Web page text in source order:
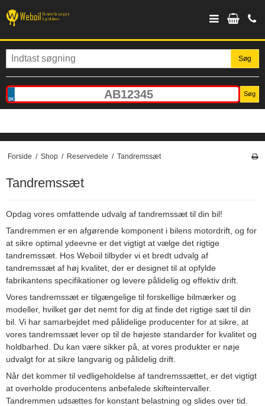
Søg
Søg
Forside / Shop / Reservedele / Tandremssæt
Tandremssæt
Opdag vores omfattende udvalg af tandremssæt til din bil!
Tandremmen er en afgørende komponent i bilens motordrift, og for
at sikre optimal ydeevne er det vigtigt at vælge det rigtige
tandremssæt. Hos Weboil tilbyder vi et bredt udvalg af
tandremssæt af høj kvalitet, der er designet til at opfylde
fabrikantens specifikationer og levere pålidelig og effektiv drift.
Vores tandremssæt er tilgængelige til forskellige bilmærker og
modeller, hvilket gør det nemt for dig at finde det rigtige sæt til din
bil. Vi har samarbejdet med pålidelige producenter for at sikre, at
vores tandremssæt lever op til de højeste standarder for kvalitet og
holdbarhed. Du kan være sikker på, at vores produkter er nøje
udvalgt for at sikre langvarig og pålidelig drift.
Når det kommer til vedligeholdelse af tandremssættet, er det vigtigt
at overholde producentens anbefalede skifteintervaller.
Tandremmen udsættes for konstant belastning og slides over tid.